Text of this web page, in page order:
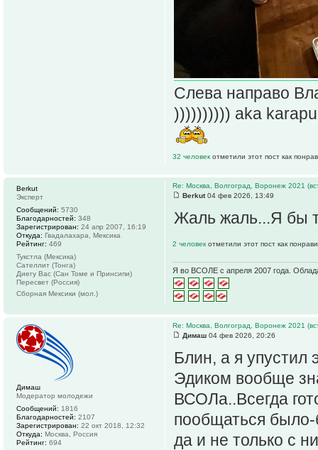
Слева направо
)))))))))) aka
32 человек отметили этот пост как
Re: Москва, Волгоград, Воронеж 2021
Berkut04 фев 2026, 13:49
Жаль жаль...Я бы
2 человек отметили этот пост как
Я во ВСОЛЕ с апреля 2007 года.
Berkut
Эксперт
Сообщений: 5730
Благодарностей: 348
Зарегистрирован: 24 апр 2007, 16:19
Откуда: Гвадалахара, Мексика
Рейтинг: 469
Тукстла (Мексика)
Сателлит (Тонга)
Диегу Вас (Сан Томе и Принсипи)
Пересвет (Россия)
Сборная Мексики (мол.)
Re: Москва, Волгоград, Воронеж 2021
Димаш 04 фев 2026, 20:26
Блин, а я упустил
Эдиком вообще
ВСОЛа..Всегда
пообщаться
да и не только с
Димаш
Модератор молодежи
Сообщений: 1816
Благодарностей: 2107
Зарегистрирован: 22 окт 2018, 12:32
Откуда: Москва, Россия
Рейтинг: 694